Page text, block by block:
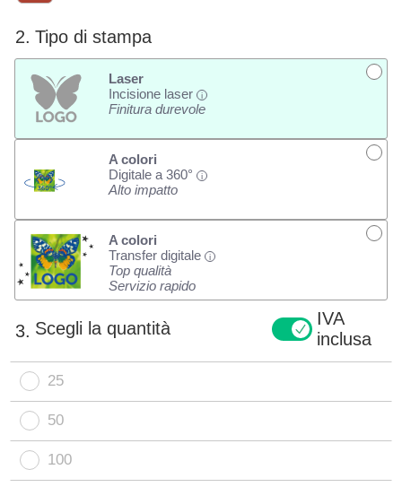
2. Tipo di stampa
Laser
Incisione laser
i
Finitura durevole
A colori
Digitale a 360°
i
Alto impatto
A colori
Transfer digitale
i
Top qualità
Servizio rapido
3. Scegli la quantità
IVA
inclusa
25
50
100